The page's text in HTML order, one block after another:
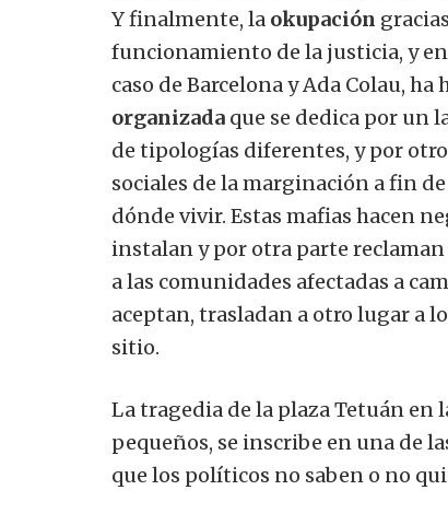
Y finalmente, la okupación
funcionamiento de la justicia, y
caso de Barcelona y Ada Colau,
organizada que se dedica por un
de tipologías diferentes, y por
sociales de la marginación a fin
dónde vivir. Estas mafias hacen
instalan y por otra parte
a las comunidades afectadas a
aceptan, trasladan a otro lugar a
sitio.
La tragedia de la plaza Tetuán
pequeños, se inscribe en una de
que los políticos no saben o no